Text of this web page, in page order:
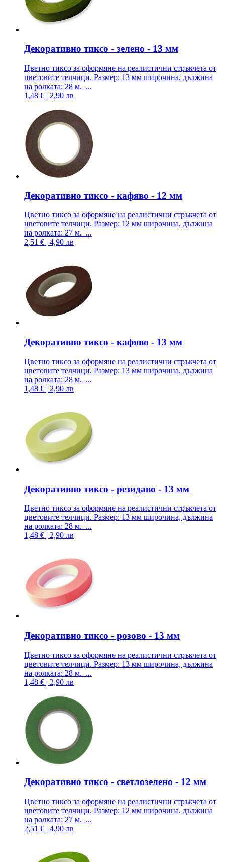
Декоративно тиксо - зелено - 13 мм
Цветно тиксо за оформяне на реалистични стръкчета от
цветовите телчици. Размер: 13 мм широчина, дължина
на ролката: 28 м. ...
1,48 € | 2,90 лв
Декоративно тиксо - кафяво - 12 мм
Цветно тиксо за оформяне на реалистични стръкчета от
цветовите телчици. Размер: 12 мм широчина, дължина
на ролката: 27 м. ...
2,51 € | 4,90 лв
Декоративно тиксо - кафяво - 13 мм
Цветно тиксо за оформяне на реалистични стръкчета от
цветовите телчици. Размер: 13 мм широчина, дължина
на ролката: 28 м. ...
1,48 € | 2,90 лв
Декоративно тиксо - резидаво - 13 мм
Цветно тиксо за оформяне на реалистични стръкчета от
цветовите телчици. Размер: 13 мм широчина, дължина
на ролката: 28 м. ...
1,48 € | 2,90 лв
Декоративно тиксо - розово - 13 мм
Цветно тиксо за оформяне на реалистични стръкчета от
цветовите телчици. Размер: 13 мм широчина, дължина
на ролката: 28 м. ...
1,48 € | 2,90 лв
Декоративно тиксо - светлозелено - 12 мм
Цветно тиксо за оформяне на реалистични стръкчета от
цветовите телчици. Размер: 12 мм широчина, дължина
на ролката: 27 м. ...
2,51 € | 4,90 лв